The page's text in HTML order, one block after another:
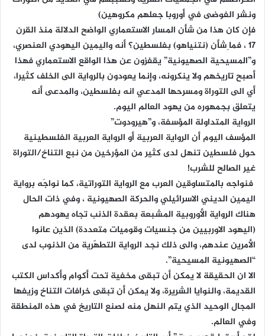
ونشر الفوضى في أوروبا جعلهم مكروهين)
فإن كان هذا من شأن المسار الاستعماري الواضح الدلالة منذ القرن
17 ، فما ِشأن (نتنياهو) بفلسطين؟ أنه واليمين اليهودي العنصري،
و”المسيحية الصهيونية” يقفزون عن هذا الواقع الاستعماري فهذا
أصبح تاريخهم ولا ينكرونه، وإنما يعودون بالرواية الى الخلف كثيرا،
أي الى التوراة ومسرحها المدعي انه بفلسطين، والمدعى أنه
يتعلق بجمهوره من يهود العالم اليوم.
الرواية المتداولة المؤسفة، و”هيرودوت”
المؤسف اليوم أن الرواية العربية أو الرواية العربية الفلسطينية
حول فلسطين تنهل لدى كثير من المؤرخين من نبع التناخ/التوراة
غير الصالح للشرب!
فنواجه بالمتساوقين العرب مع الرواية التوراتية، كما نواجَه برواية
اليمين الديني الاسرائيلي والحركة الصهيونية ، وفي ذات الحال
هناك الرواية الأوروبية المشبعة بعقدة الذنب تجاه يهودهم
(اليهود الاوربيين من جنسيات وقوميات متعددة) الذين عانوا
الأمرين عندهم، والى ذلك نجد الرواية التطهّرية من الذنوب لدى
“الصهيونية المسيحية”.
الا ان الحقيقة لا يمكن أن تبقى مخفية تحت أكوام وأكداس الكتب
القديمة، والنوايا الشريرة، ولا يمكن أن تبقى خرافات التناخ وزيفها
المجال الوحيد الذي يتم النهل منه لصنع التاريخ في هذه المنطقة
وفي العالم.